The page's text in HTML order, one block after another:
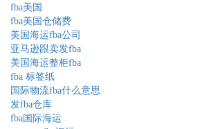
fba美国
fba美国仓储费
美国海运fba公司
亚马逊跟卖发fba
美国海运整柜fba
fba 标签纸
国际物流fba什么意思
发fba仓库
fba国际海运